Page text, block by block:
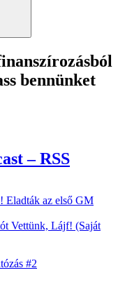
bennünket
– RSS
az első GM
Vettünk, Lájf! (Saját
#2